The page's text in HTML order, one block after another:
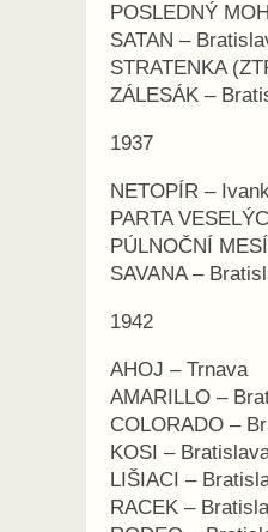
POSLEDNÝ
SATAN –
STRATENKA
ZÁLESÁK –
1937
NETOPÍR –
PARTA
PÚLNOČNÍ
SAVANA –
1942
AHOJ – Trnava
AMARILLO –
COLORADO –
KOSI –
LIŠIACI –
RACEK –